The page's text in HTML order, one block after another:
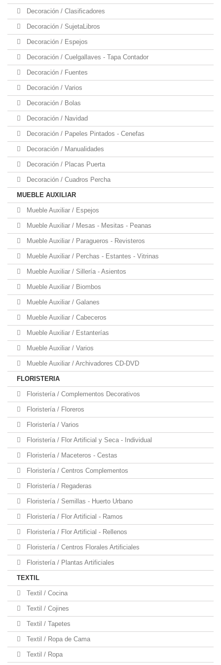
Decoración / Clasificadores
Decoración / SujetaLibros
Decoración / Espejos
Decoración / Cuelgallaves - Tapa Contador
Decoración / Fuentes
Decoración / Varios
Decoración / Bolas
Decoración / Navidad
Decoración / Papeles Pintados - Cenefas
Decoración / Manualidades
Decoración / Placas Puerta
Decoración / Cuadros Percha
MUEBLE AUXILIAR
Mueble Auxiliar / Espejos
Mueble Auxiliar / Mesas - Mesitas - Peanas
Mueble Auxiliar / Paragueros - Revisteros
Mueble Auxiliar / Perchas - Estantes - Vitrinas
Mueble Auxiliar / Sillería - Asientos
Mueble Auxiliar / Biombos
Mueble Auxiliar / Galanes
Mueble Auxiliar / Cabeceros
Mueble Auxiliar / Estanterías
Mueble Auxiliar / Varios
Mueble Auxiliar / Archivadores CD-DVD
FLORISTERIA
Floristería / Complementos Decorativos
Floristería / Floreros
Floristería / Varios
Floristería / Flor Artificial y Seca - Individual
Floristería / Maceteros - Cestas
Floristería / Centros Complementos
Floristería / Regaderas
Floristería / Semillas - Huerto Urbano
Floristería / Flor Artificial - Ramos
Floristería / Flor Artificial - Rellenos
Floristería / Centros Florales Artificiales
Floristería / Plantas Artificiales
TEXTIL
Textil / Cocina
Textil / Cojines
Textil / Tapetes
Textil / Ropa de Cama
Textil / Ropa